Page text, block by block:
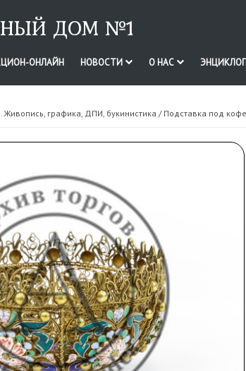
ДОМ №1
ОНЛАЙН НОВОСТИ О НАС
графика, ДПИ, букинистика / Подставка под